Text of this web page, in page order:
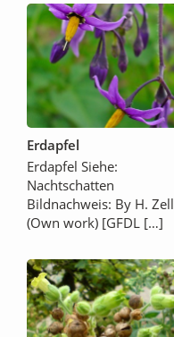
Erdapfel
Erdapfel Siehe:
Nachtschatten
Bildnachweis: By H. Zell
(Own work) [GFDL […]